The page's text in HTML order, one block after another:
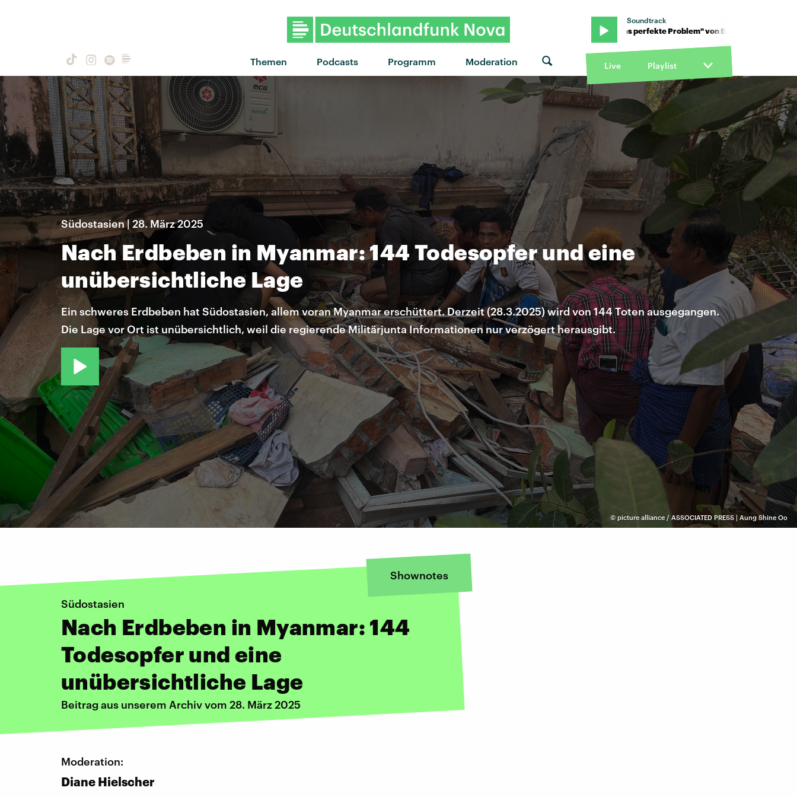
Themen Podcasts Programm Moderation
Soundtrack
"Das perfekte Problem" von Error · "Das perfekte Problem" von Error · "Das perfekte Problem"
Live Playlist
© picture alliance / ASSOCIATED PRESS | Aung Shine Oo
Südostasien | 28. März 2025
Nach Erdbeben in Myanmar: 144 Todesopfer und eine
unübersichtliche Lage
Ein schweres Erdbeben hat Südostasien, allem voran Myanmar erschüttert. Derzeit (28.3.2025) wird von 144 Toten ausgegangen.
Die Lage vor Ort ist unübersichtlich, weil die regierende Militärjunta Informationen nur verzögert herausgibt.
Shownotes
Südostasien
Nach Erdbeben in Myanmar: 144
Todesopfer und eine
unübersichtliche Lage
Beitrag aus unserem Archiv vom 28. März 2025
Moderation:
Diane Hielscher